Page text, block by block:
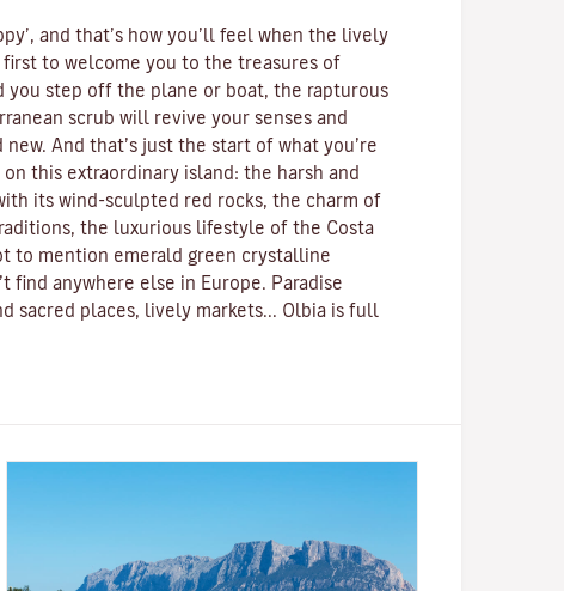
and that’s how you’ll feel when the lively
first to welcome you to the treasures of
you step off the plane or boat, the rapturous
scrub will revive your senses and
new. And that’s just the start of what you’re
this extraordinary island: the harsh and
its wind-sculpted red rocks , the charm of
the luxurious lifestyle of the Costa
to mention emerald green crystalline
find anywhere else in Europe. Paradise
sacred places, lively markets... Olbia is full